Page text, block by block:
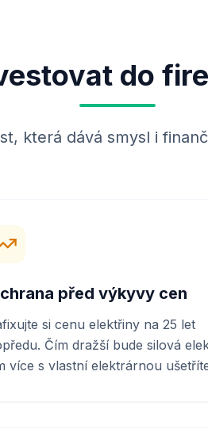
do
která dává smysl i
před výkyvy cen
si cenu elektřiny na 25 let
Čím dražší bude silová
více s vlastní elektrárnou